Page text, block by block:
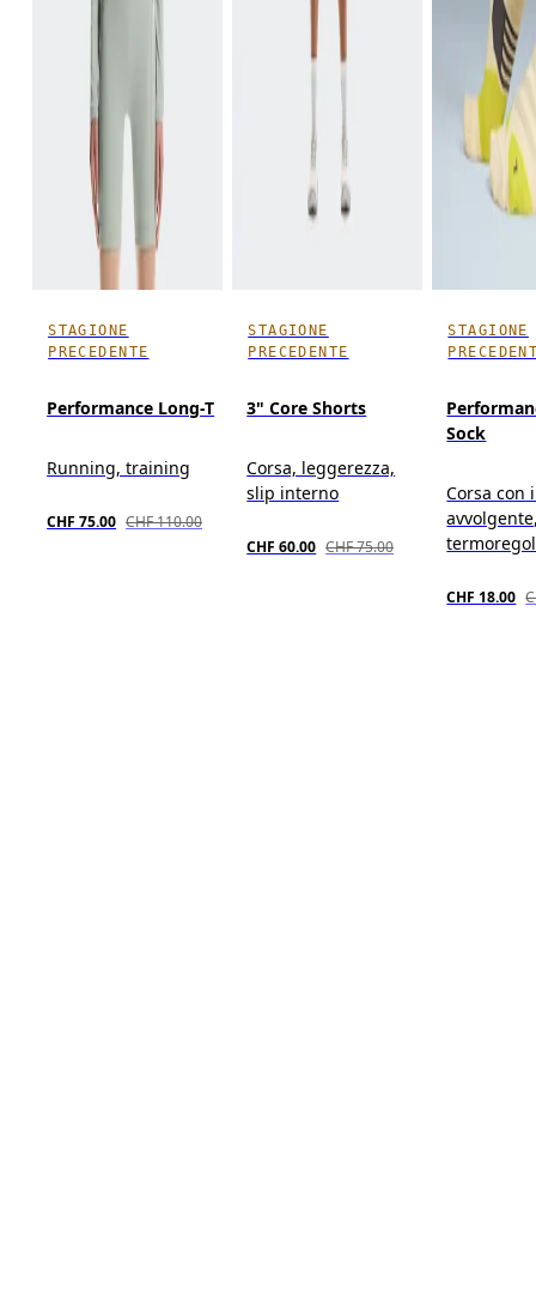
STAGIONE
PRECEDENTE
Performance Long-T
Running, training
CHF 75.00 CHF 110.00
STAGIONE
PRECEDENTE
3" Core Shorts
Corsa, leggerezza,
slip interno
CHF 60.00 CHF 75.00
STAGIONE
Sock
Corsa con
CHF 18.00